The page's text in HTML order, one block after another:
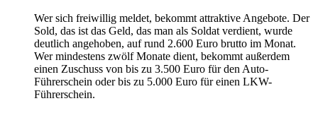
Wer sich freiwillig meldet, bekommt attraktive Angebote. Der
Sold, das ist das Geld, das man als Soldat verdient, wurde
deutlich angehoben, auf rund 2.600 Euro brutto im Monat.
Wer mindestens zwölf Monate dient, bekommt außerdem
einen Zuschuss von bis zu 3.500 Euro für den Auto-
Führerschein oder bis zu 5.000 Euro für einen LKW-
Führerschein.